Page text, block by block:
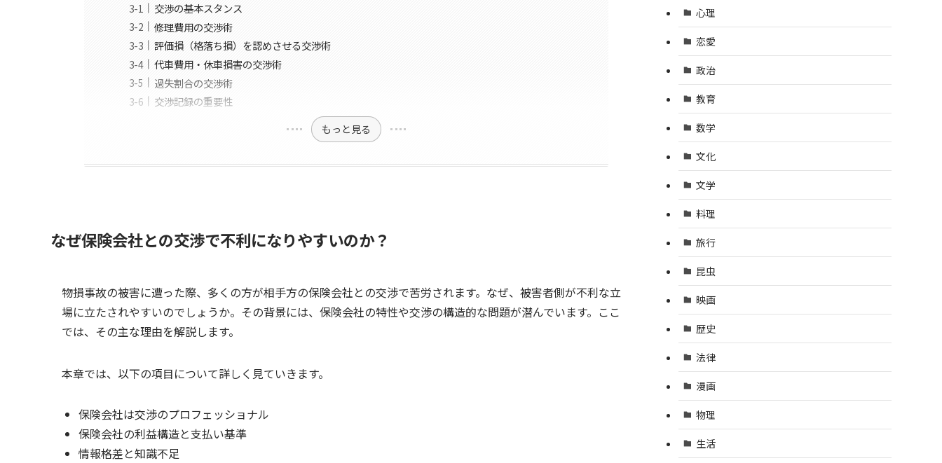
交渉の基本スタンス
修理費用の交渉術
評価損（格落ち損）を認めさせる交渉術
代車費用・休車損害の交渉術
過失割合の交渉術
交渉記録の重要性
もっと見る
なぜ保険会社との交渉で不利になりやすいのか？
物損事故の被害に遭った際、多くの方が相手方の保険会社との交渉で苦労されます。なぜ、被害者側が不利な立
場に立たされやすいのでしょうか。その背景には、保険会社の特性や交渉の構造的な問題が潜んでいます。ここ
では、その主な理由を解説します。
本章では、以下の項目について詳しく見ていきます。
保険会社は交渉のプロフェッショナル
保険会社の利益構造と支払い基準
情報格差と知識不足
心理
恋愛
政治
教育
数学
文化
文学
料理
旅行
昆虫
映画
歴史
法律
漫画
物理
生活